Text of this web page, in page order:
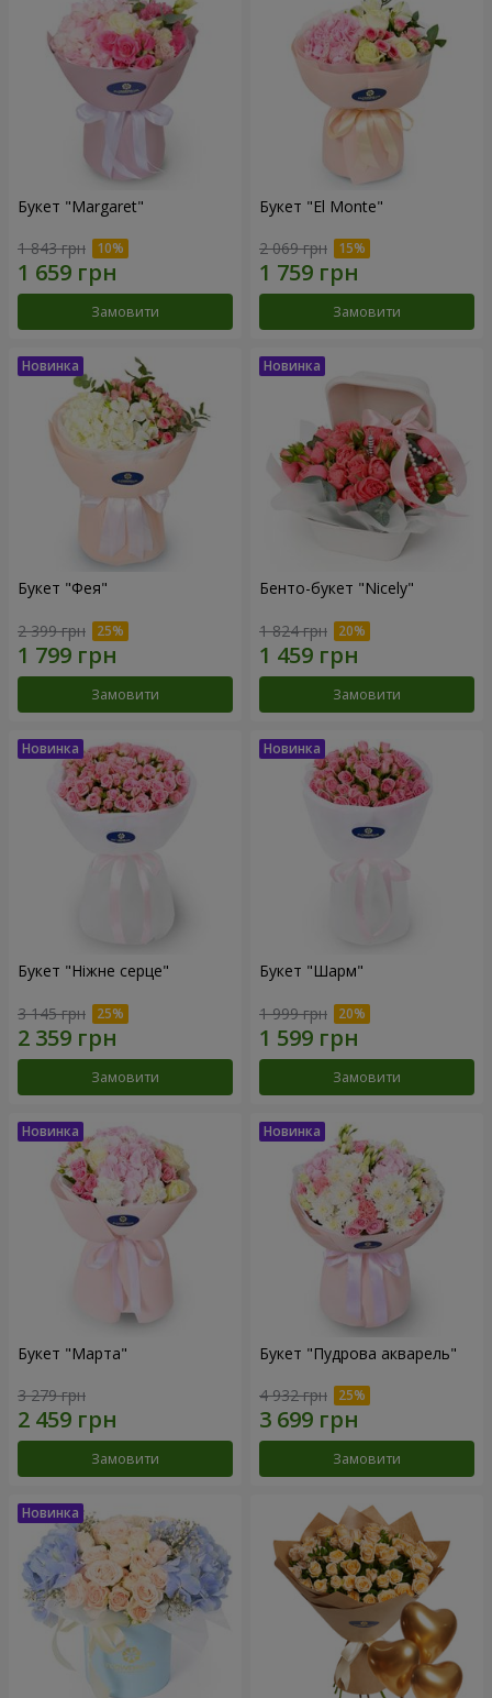
Букет "Margaret"
1 843 грн
Замовити
Букет "El Monte"
2 069 грн
Замовити
Букет "Фея"
2 399 грн
Замовити
Бенто-букет "Nicely"
1 824 грн
Замовити
Букет "Ніжне серце"
3 145 грн
Замовити
Букет "Шарм"
1 999 грн
Замовити
Букет "Марта"
3 279 грн
Замовити
Букет "Пудрова акварель"
4 932 грн
Замовити